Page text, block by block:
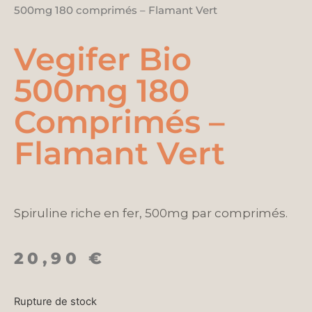
500mg 180 comprimés – Flamant Vert
Vegifer Bio
500mg 180
Comprimés –
Flamant Vert
Spiruline riche en fer, 500mg par comprimés.
20,90€
Rupture de stock